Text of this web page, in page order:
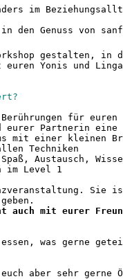
im
Genuss von
gestalten, in
euren Yonis und
für
Partnerin eine
mit einer kleinen
Techniken
Austausch,
im Level 1
Sie
auch mit eurer
was gerne
aber sehr